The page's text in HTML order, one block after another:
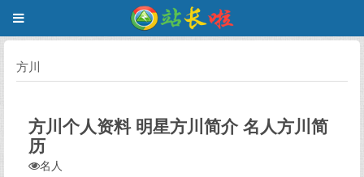
方川
方川个人资料 明星方川简介 名人方川简
历
名人